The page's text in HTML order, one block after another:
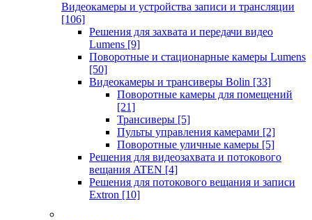
Видеокамеры и устройства записи и трансляции
[106]
Решения для захвата и передачи видео
Lumens [9]
Поворотные и стационарные камеры Lumens
[50]
Видеокамеры и трансиверы Bolin [33]
Поворотные камеры для помещений
[21]
Трансиверы [5]
Пульты управления камерами [2]
Поворотные уличные камеры [5]
Решения для видеозахвата и потокового
вещания ATEN [4]
Решения для потокового вещания и записи
Extron [10]